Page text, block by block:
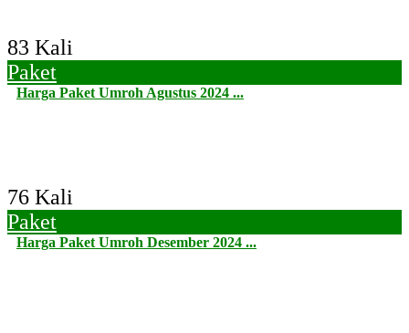
83 Kali
Paket
Harga Paket Umroh Agustus 2024 ...
76 Kali
Paket
Harga Paket Umroh Desember 2024 ...